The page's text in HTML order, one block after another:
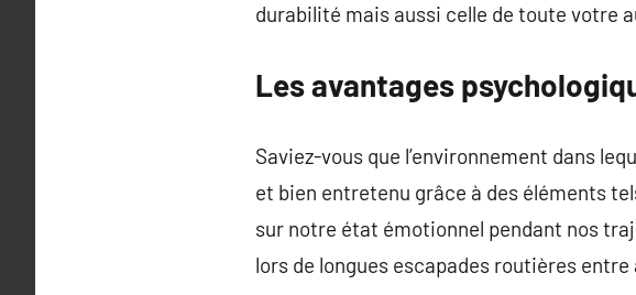
durabilité mais aussi celle de toute votre
Les avantages
Saviez-vous que l’environnement dans
et bien entretenu grâce à des éléments
sur notre état émotionnel pendant nos
lors de longues escapades routières